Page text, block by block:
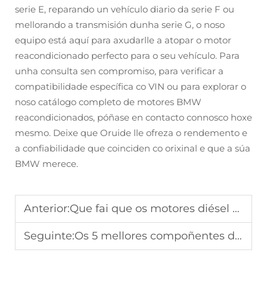
serie E, reparando un vehículo diario da serie F ou
mellorando a transmisión dunha serie G, o noso
equipo está aquí para axudarlle a atopar o motor
reacondicionado perfecto para o seu vehículo. Para
unha consulta sen compromiso, para verificar a
compatibilidade específica co VIN ou para explorar o
noso catálogo completo de motores BMW
reacondicionados, póñase en contacto connosco hoxe
mesmo. Deixe que Oruide lle ofreza o rendemento e
a confiabilidade que coinciden co orixinal e que a súa
BMW merece.
Anterior:Que fai que os motores diésel reacondicionados de Oruide cumpran os estándares OEM?
Seguinte:Os 5 mellores compoñentes de motores diésel remanufacturados para Land Rover Discovery